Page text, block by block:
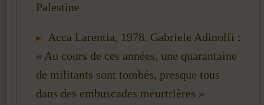
Palestine
Acca Larentia, 1978. Gabriele Adinolfi :
« Au cours de ces années, une quarantaine
de militants sont tombés, presque tous
dans des embuscades meurtrières »